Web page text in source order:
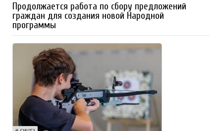
Продолжается работа по сбору предложений
граждан для создания новой Народной
программы